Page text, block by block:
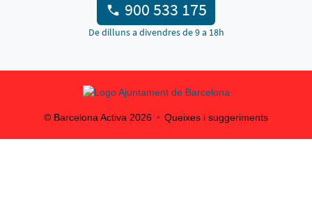
900 533 175
De dilluns a divendres de 9 a 18h
© Barcelona Activa 2026 Queixes i suggeriments